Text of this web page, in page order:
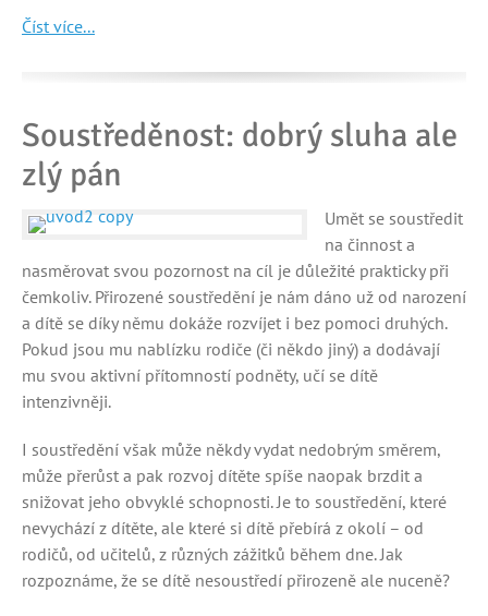
Číst více...
Soustředěnost: dobrý sluha ale
zlý pán
Umět se soustředit
na činnost a
nasměrovat svou pozornost na cíl je důležité prakticky při
čemkoliv. Přirozené soustředění je nám dáno už od narození
a dítě se díky němu dokáže rozvíjet i bez pomoci druhých.
Pokud jsou mu nablízku rodiče (či někdo jiný) a dodávají
mu svou aktivní přítomností podněty, učí se dítě
intenzivněji.
I soustředění však může někdy vydat nedobrým směrem,
může přerůst a pak rozvoj dítěte spíše naopak brzdit a
snižovat jeho obvyklé schopnosti. Je to soustředění, které
nevychází z dítěte, ale které si dítě přebírá z okolí – od
rodičů, od učitelů, z různých zážitků během dne. Jak
rozpoznáme, že se dítě nesoustředí přirozeně ale nuceně?